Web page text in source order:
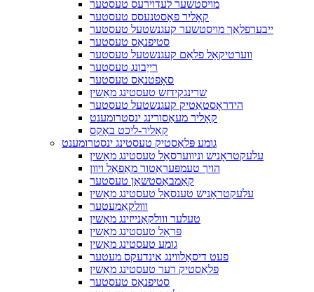
מויסטשער לעדוירעס טעסטער
קאָליר פאַסטנעסס טעסטער
ייבערפלאַך מויסטשער קעגנשטעל טעסטער
סטיפנאַס טעסטער
ווערטיקאַל פלאַם קעגנשטעל טעסטער
רייַבונג טעסטער
סאָפטנאַס טעסטער
שרינגקידזש טעסטינג מאַשין
הידראָסטאַטיק קעגנשטעל טעסטער
קאָליר מעאַסורינג ינסטרומענט
קאָליר-ליכט באָקס
גומע פּלאַסטיק טעסטינג ינסטרומענט
עלעקטראָניש וניווערסאַל טעסטינג מאַשין
הויך טעמפּעראַטור מאַפאַל ויוון
קאַמבאַסטשאַן טעסטער
עלעקטראָניש טענסאַל טעסטינג מאַשין
ווולקאַמעטער
טעלער ווולקאַנייזינג מאַשין
פּראַל טעסטינג מאַשין
גומע טעסטינג מאַשין
פעט דיסאַלווינג אינדעקס מעטער
פּלאַסטיק רער טעסטינג מאַשין
סטיפנאַס טעסטער